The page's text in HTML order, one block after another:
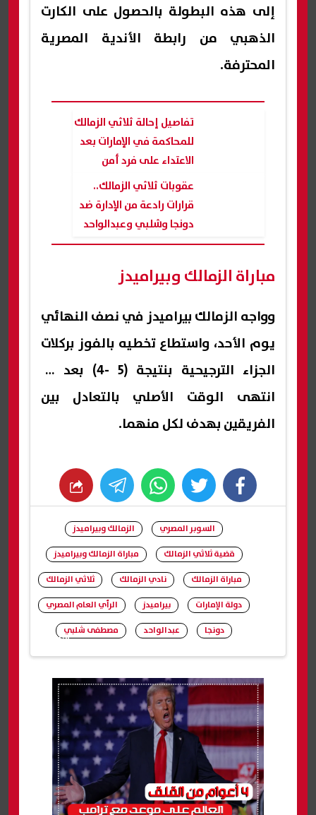
إلى هذه البطولة بالحصول على الكارت
الذهبي من رابطة الأندية المصرية
المحترفة.
تفاصيل إحالة ثلاثي الزمالك
للمحاكمة في الإمارات بعد
الاعتداء على فرد أمن
عقوبات ثلاثي الزمالك..
قرارات رادعة من الإدارة ضد
دونجا وشلبي وعبدالواحد
السيد
مباراة الزمالك وبيراميدز
وواجه الزمالك بيراميدز في نصف النهائي
يوم الأحد، واستطاع تخطيه بالفوز بركلات
الجزاء الترجيحية بنتيجة (5 -4) بعد أن
انتهى الوقت الأصلي بالتعادل بين
الفريقين بهدف لكل منهما.
facebook
twitter
whats
شارك
السوبر المصري
الزمالك وبيراميدز
قضية ثلاثي الزمالك
مباراة الزمالك وبيراميدز
مباراة الزمالك
نادي الزمالك
ثلاثي الزمالك
دولة الإمارات
بيراميدز
الرأي العام المصري
دونجا
عبدالواحد مصطفى شلبي